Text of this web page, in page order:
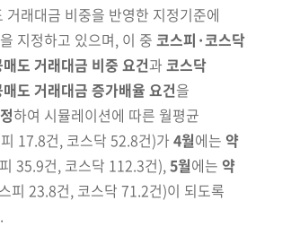
거래대금 비중을 반영한 지정기준에
지정하고 있으며, 이 중 코스피·코스닥
도 거래대금 비중 요건과 코스닥
도 거래대금 증가배율 요건을
하여 시뮬레이션에 따른 월평균
17.8건, 코스닥 52.8건)가 4월에는 약
35.9건, 코스닥 112.3건), 5월에는 약
피 23.8건, 코스닥 71.2건)이 되도록